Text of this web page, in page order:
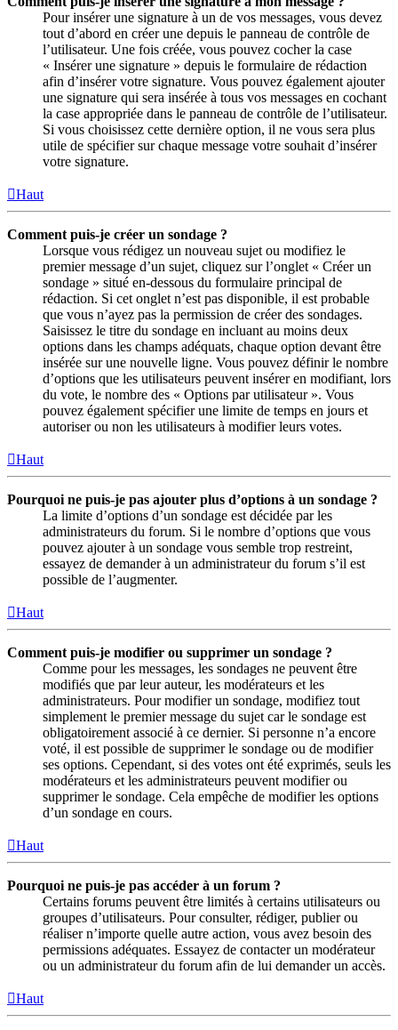
Pour insérer une signature à un de vos messages, vous devez
tout d’abord en créer une depuis le panneau de contrôle de
l’utilisateur. Une fois créée, vous pouvez cocher la case
« Insérer une signature » depuis le formulaire de rédaction
afin d’insérer votre signature. Vous pouvez également ajouter
une signature qui sera insérée à tous vos messages en cochant
la case appropriée dans le panneau de contrôle de l’utilisateur.
Si vous choisissez cette dernière option, il ne vous sera plus
utile de spécifier sur chaque message votre souhait d’insérer
votre signature.
Haut
Comment puis-je créer un sondage ?
Lorsque vous rédigez un nouveau sujet ou modifiez le
premier message d’un sujet, cliquez sur l’onglet « Créer un
sondage » situé en-dessous du formulaire principal de
rédaction. Si cet onglet n’est pas disponible, il est probable
que vous n’ayez pas la permission de créer des sondages.
Saisissez le titre du sondage en incluant au moins deux
options dans les champs adéquats, chaque option devant être
insérée sur une nouvelle ligne. Vous pouvez définir le nombre
d’options que les utilisateurs peuvent insérer en modifiant, lors
du vote, le nombre des « Options par utilisateur ». Vous
pouvez également spécifier une limite de temps en jours et
autoriser ou non les utilisateurs à modifier leurs votes.
Haut
Pourquoi ne puis-je pas ajouter plus d’options à un sondage ?
La limite d’options d’un sondage est décidée par les
administrateurs du forum. Si le nombre d’options que vous
pouvez ajouter à un sondage vous semble trop restreint,
essayez de demander à un administrateur du forum s’il est
possible de l’augmenter.
Haut
Comment puis-je modifier ou supprimer un sondage ?
Comme pour les messages, les sondages ne peuvent être
modifiés que par leur auteur, les modérateurs et les
administrateurs. Pour modifier un sondage, modifiez tout
simplement le premier message du sujet car le sondage est
obligatoirement associé à ce dernier. Si personne n’a encore
voté, il est possible de supprimer le sondage ou de modifier
ses options. Cependant, si des votes ont été exprimés, seuls les
modérateurs et les administrateurs peuvent modifier ou
supprimer le sondage. Cela empêche de modifier les options
d’un sondage en cours.
Haut
Pourquoi ne puis-je pas accéder à un forum ?
Certains forums peuvent être limités à certains utilisateurs ou
groupes d’utilisateurs. Pour consulter, rédiger, publier ou
réaliser n’importe quelle autre action, vous avez besoin des
permissions adéquates. Essayez de contacter un modérateur
ou un administrateur du forum afin de lui demander un accès.
Haut